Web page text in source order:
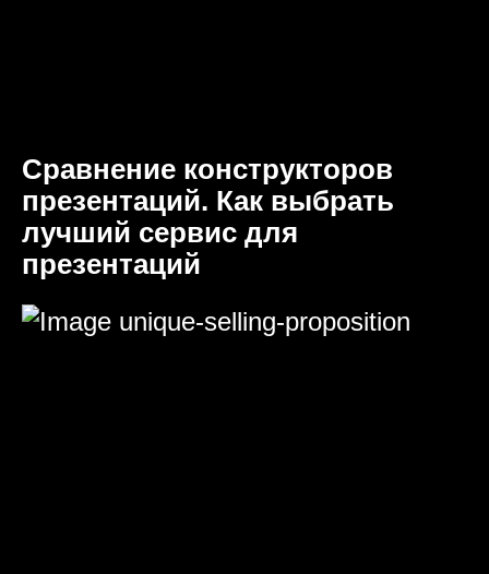
Сравнение конструкторов
презентаций. Как выбрать
лучший сервис для
презентаций